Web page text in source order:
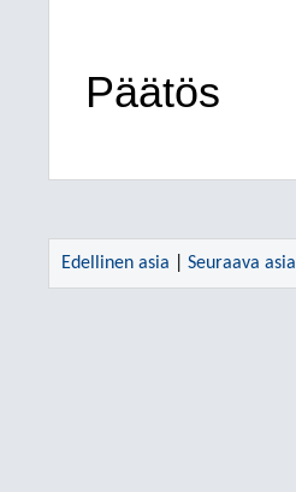
Päätös
Edellinen asia Seuraava asia